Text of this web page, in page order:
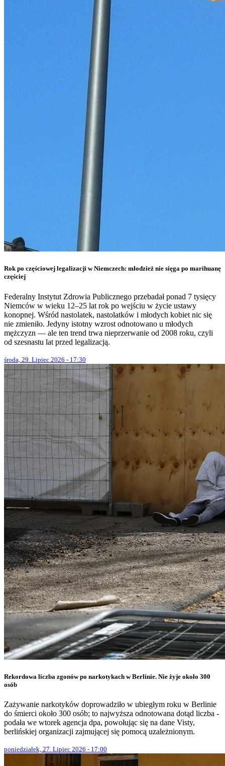
Rok po częściowej legalizacji w Niemczech: młodzież nie sięga po marihuanę
częściej
Federalny Instytut Zdrowia Publicznego przebadał ponad 7 tysięcy
Niemców w wieku 12–25 lat rok po wejściu w życie ustawy
konopnej. Wśród nastolatek, nastolatków i młodych kobiet nic się
nie zmieniło. Jedyny istotny wzrost odnotowano u młodych
mężczyzn — ale ten trend trwa nieprzerwanie od 2008 roku, czyli
od szesnastu lat przed legalizacją.
środa, 29. Lipiec 2026 - 17:30
Rekordowa liczba zgonów po narkotykach w Berlinie. Nie żyje około 300
osób
Zażywanie narkotyków doprowadziło w ubiegłym roku w Berlinie
do śmierci około 300 osób; to najwyższa odnotowana dotąd liczba -
podała we wtorek agencja dpa, powołując się na dane Visty,
berlińskiej organizacji zajmującej się pomocą uzależnionym.
poniedziałek, 27. Lipiec 2026 - 17:00